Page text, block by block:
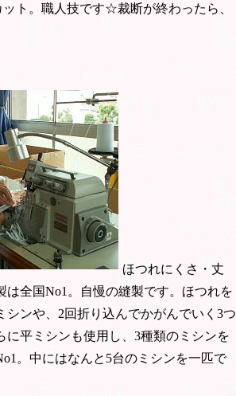
ト。職人技です☆裁断が終わったら、
ほつれにくさ・丈
は全国No1。自慢の縫製です。ほつれを
シンや、2回折り込んでかがんでいく3つ
に平ミシンも使用し、3種類のミシンを
。中にはなんと5台のミシンを一匹で